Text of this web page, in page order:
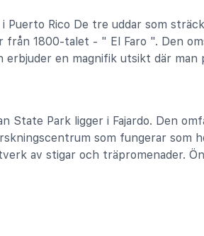
Puerto Rico De tre uddar som
1800-talet - " El Faro ". Den
en magnifik utsikt där man
State Park ligger i Fajardo. Den
som fungerar som
av stigar och träpromenader.